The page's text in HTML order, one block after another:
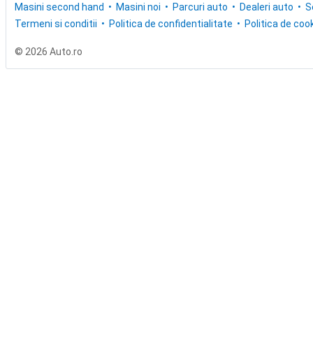
Masini second hand Masini noi Parcuri auto Dealeri auto
Termeni si conditii
Politica de confidentialitate Politica de
© 2026 Auto.ro